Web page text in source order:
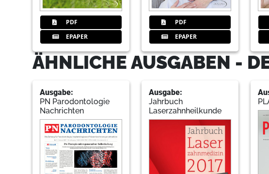
PDF
EPAPER
PDF
EPAPER
ÄHNLICHE AUSGABEN -
Ausgabe:
PN Parodontologie
Nachrichten
Ausgabe:
Jahrbuch
Laserzahnheilkunde